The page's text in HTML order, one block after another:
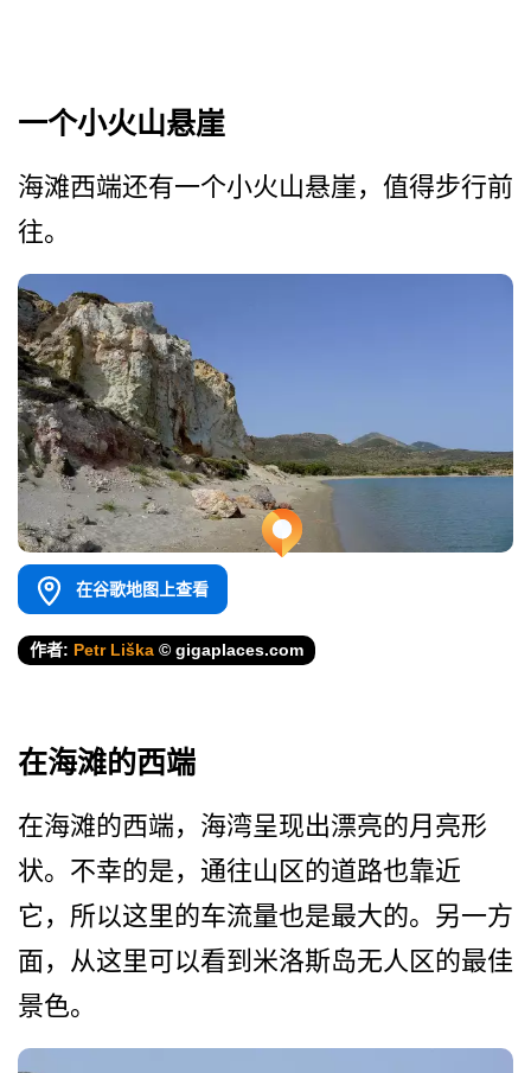
一个小火山悬崖
海滩西端还有一个小火山悬崖­，值得步行前
往。
在谷歌地图上查看
作者: Petr Liška © gigaplaces.com
在海滩的西端
在海滩的西端，海湾呈现出漂­亮的月亮形
状。不幸的是，通往山区的道路也靠近
它，­所以这里的车流量也是最大的。另一方
面，从这里可以­看到米洛斯岛无人区的最佳
景色。